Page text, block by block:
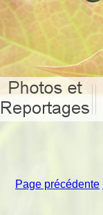
Page précédente